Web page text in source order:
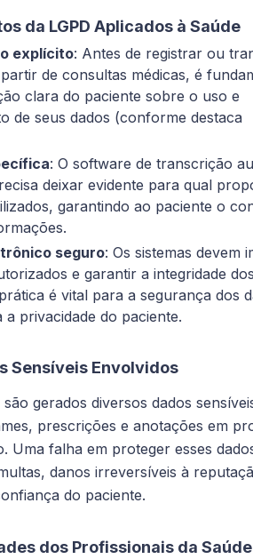
da LGPD Aplicados à Saúde
explícito: Antes de registrar ou
de consultas médicas, é
clara do paciente sobre o uso e
de seus dados (conforme destaca
: O software de transcrição
deixar evidente para qual
garantindo ao paciente o
seguro: Os sistemas devem
e garantir a integridade
é vital para a segurança dos
a privacidade do paciente.
Sensíveis Envolvidos
gerados diversos dados
prescrições e anotações em
Uma falha em proteger esses
danos irreversíveis à
do paciente.
dos Profissionais da Saúde